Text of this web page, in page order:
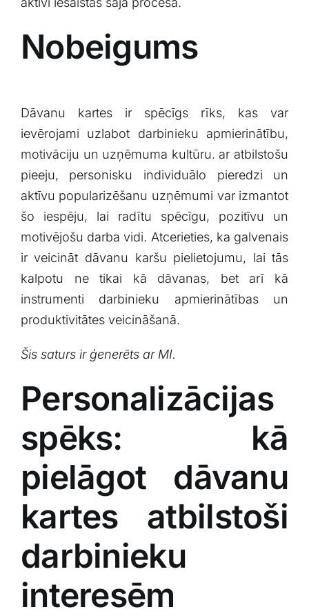
Nobeigums
Dāvanu kartes ir spēcīgs rīks, kas var
ievērojami uzlabot darbinieku apmierinātību,
motivāciju un uzņēmuma kultūru.​ ar atbilstošu
⁢pieeju, personisku individuālo ⁣pieredzi un
aktīvu popularizēšanu uzņēmumi ​var izmantot
šo iespēju, ⁤lai‍ radītu spēcīgu, pozitīvu‍ un
motivējošu darba vidi. Atcerieties, ​ka galvenais
ir ⁢veicināt dāvanu karšu pielietojumu, lai tās⁣
kalpotu ne tikai kā dāvanas, bet arī kā
⁣instrumenti ⁣darbinieku apmierinātības ‍un
produktivitātes⁢ veicināšanā.
Šis saturs‌ ir ģenerēts ar MI.
Personalizācijas
spēks: kā
pielāgot‌ dāvanu
‍kartes atbilstoši
darbinieku
interesēm